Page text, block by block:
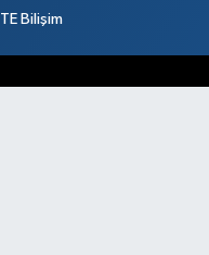
TE Bilişim